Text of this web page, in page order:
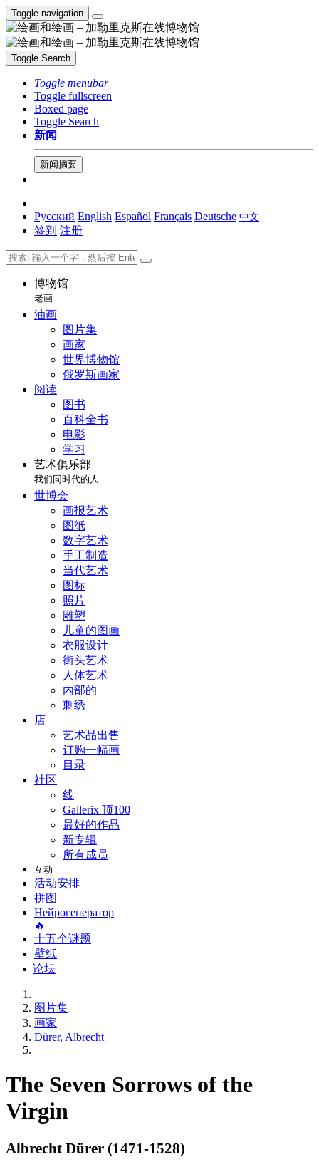
Toggle navigation
Toggle Search
Toggle menubar
Toggle fullscreen
Boxed page
Toggle Search
新闻
新闻摘要
Русский English Español Français Deutsche 中文
签到 注册
博物馆
老画
油画
图片集
画家
世界博物馆
俄罗斯画家
阅读
图书
百科全书
电影
学习
艺术俱乐部
我们同时代的人
世博会
画报艺术
图纸
数字艺术
手工制造
当代艺术
图标
照片
雕塑
儿童的图画
衣服设计
街头艺术
人体艺术
内部的
刺绣
店
艺术品出售
订购一幅画
目录
社区
线
Gallerix 顶100
最好的作品
新专辑
所有成员
互动
活动安排
拼图
Нейрогенератор
🔥
十五个谜题
壁纸
论坛
图片集
画家
Dürer, Albrecht
The Seven Sorrows of the
Virgin
Albrecht Dürer (1471-1528)